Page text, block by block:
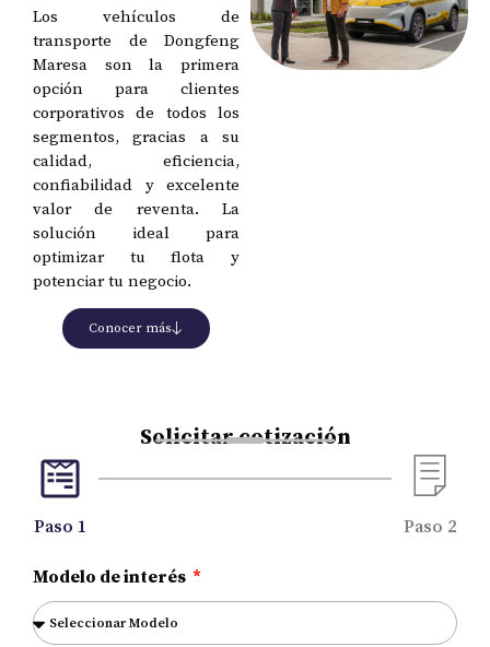
Los vehículos de
transporte de Dongfeng
Maresa son la primera
opción para clientes
corporativos de todos los
segmentos, gracias a su
calidad, eficiencia,
confiabilidad y excelente
valor de reventa. La
solución ideal para
optimizar tu flota y
potenciar tu negocio.
Conocer más
Solicitar cotización
Paso 1 Paso 2
Modelo de interés